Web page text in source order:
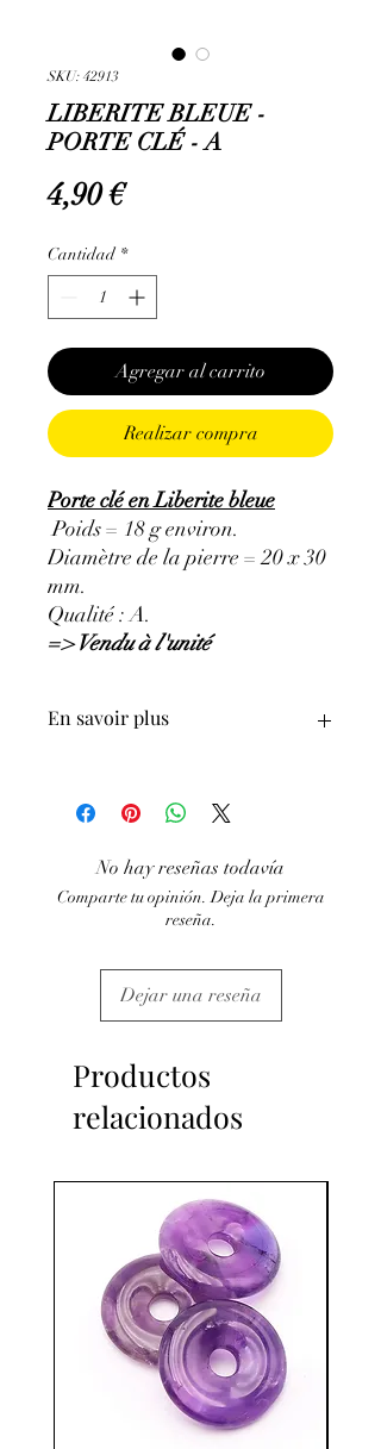
SKU: 42913
LIBERITE BLEUE -
PORTE CLÉ - A
4,90 €Precio
Cantidad *
Agregar al carrito
Realizar compra
Porte clé en Liberite bleue
Poids = 18 g environ.
Diamètre de la pierre = 20 x 30
mm.
Qualité : A.
=> Vendu à l'unité
En savoir plus
Minéraux en Lithothérapie n'exclut en
aucun cas la poursuite d'un traitement
C'est un complément.
No hay reseñas todavía
Comparte tu opinión. Deja la primera
reseña.
Dejar una reseña
Productos
relacionados